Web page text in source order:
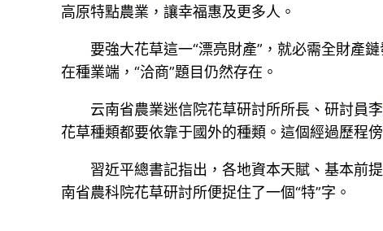
高原特點農業，讓幸福惠及更多人。
要強大花草這一“漂亮財產”，就必需全財產
在種業端，“洽商”題目仍然存在。
云南省農業迷信院花草研討所所長、研討員李
花草種類都要依靠于國外的種類。這個經過歷程
習近平總書記指出，各地資本天賦、基本前
南省農科院花草研討所便捉住了一個“特”字。